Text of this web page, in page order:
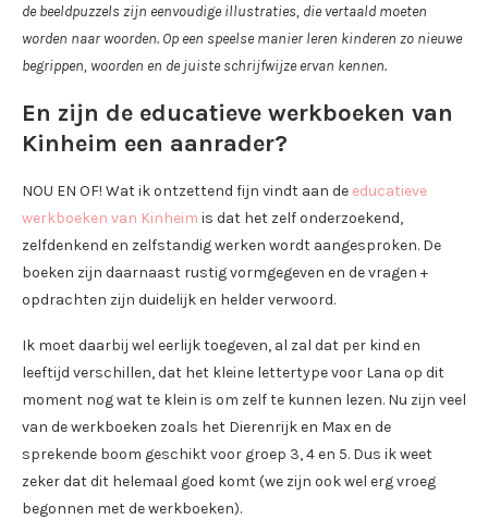
de beeldpuzzels zijn eenvoudige illustraties, die vertaald moeten
worden naar woorden. Op een speelse manier leren kinderen zo nieuwe
begrippen, woorden en de juiste schrijfwijze ervan kennen.
En zijn de educatieve werkboeken van
Kinheim een aanrader?
NOU EN OF! Wat ik ontzettend fijn vindt aan de educatieve
werkboeken van Kinheim is dat het zelf onderzoekend,
zelfdenkend en zelfstandig werken wordt aangesproken. De
boeken zijn daarnaast rustig vormgegeven en de vragen +
opdrachten zijn duidelijk en helder verwoord.
Ik moet daarbij wel eerlijk toegeven, al zal dat per kind en
leeftijd verschillen, dat het kleine lettertype voor Lana op dit
moment nog wat te klein is om zelf te kunnen lezen. Nu zijn veel
van de werkboeken zoals het Dierenrijk en Max en de
sprekende boom geschikt voor groep 3, 4 en 5. Dus ik weet
zeker dat dit helemaal goed komt (we zijn ook wel erg vroeg
begonnen met de werkboeken).